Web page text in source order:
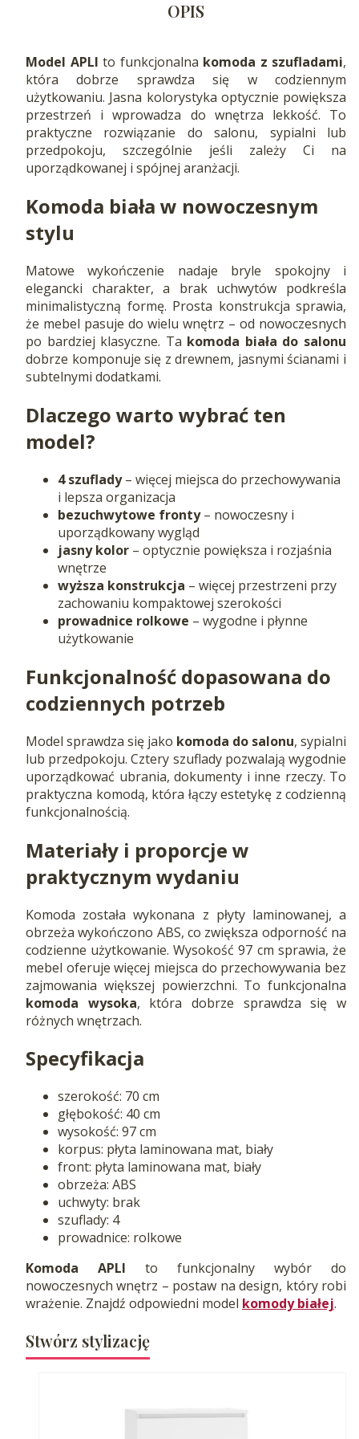
OPIS
Model APLI to funkcjonalna komoda z szufladami,
która dobrze sprawdza się w codziennym
użytkowaniu. Jasna kolorystyka optycznie powiększa
przestrzeń i wprowadza do wnętrza lekkość. To
praktyczne rozwiązanie do salonu, sypialni lub
przedpokoju, szczególnie jeśli zależy Ci na
uporządkowanej i spójnej aranżacji.
Komoda biała w nowoczesnym
stylu
Matowe wykończenie nadaje bryle spokojny i
elegancki charakter, a brak uchwytów podkreśla
minimalistyczną formę. Prosta konstrukcja sprawia,
że mebel pasuje do wielu wnętrz – od nowoczesnych
po bardziej klasyczne. Ta komoda biała do salonu
dobrze komponuje się z drewnem, jasnymi ścianami i
subtelnymi dodatkami.
Dlaczego warto wybrać ten
model?
4 szuflady– więcej miejsca do przechowywania
i lepsza organizacja
bezuchwytowe fronty– nowoczesny i
uporządkowany wygląd
jasny kolor – optycznie powiększa i rozjaśnia
wnętrze
wyższa konstrukcja – więcej przestrzeni przy
zachowaniu kompaktowej szerokości
prowadnice rolkowe – wygodne i płynne
użytkowanie
Funkcjonalność dopasowana do
codziennych potrzeb
Model sprawdza się jako komoda do salonu, sypialni
lub przedpokoju. Cztery szuflady pozwalają wygodnie
uporządkować ubrania, dokumenty i inne rzeczy. To
praktyczna komodą, która łączy estetykę z codzienną
funkcjonalnością.
Materiały i proporcje w
praktycznym wydaniu
Komoda została wykonana z płyty laminowanej, a
obrzeża wykończono ABS, co zwiększa odporność na
codzienne użytkowanie. Wysokość 97 cm sprawia, że
mebel oferuje więcej miejsca do przechowywania bez
zajmowania większej powierzchni. To funkcjonalna
komoda wysoka, która dobrze sprawdza się w
różnych wnętrzach.
Specyfikacja
szerokość: 70 cm
głębokość: 40 cm
wysokość: 97 cm
korpus: płyta laminowana mat, biały
front: płyta laminowana mat, biały
obrzeża: ABS
uchwyty: brak
szuflady: 4
prowadnice: rolkowe
Komoda APLI to funkcjonalny wybór do
nowoczesnych wnętrz – postaw na design, który robi
wrażenie. Znajdź odpowiedni model komody białej.
Stwórz stylizację